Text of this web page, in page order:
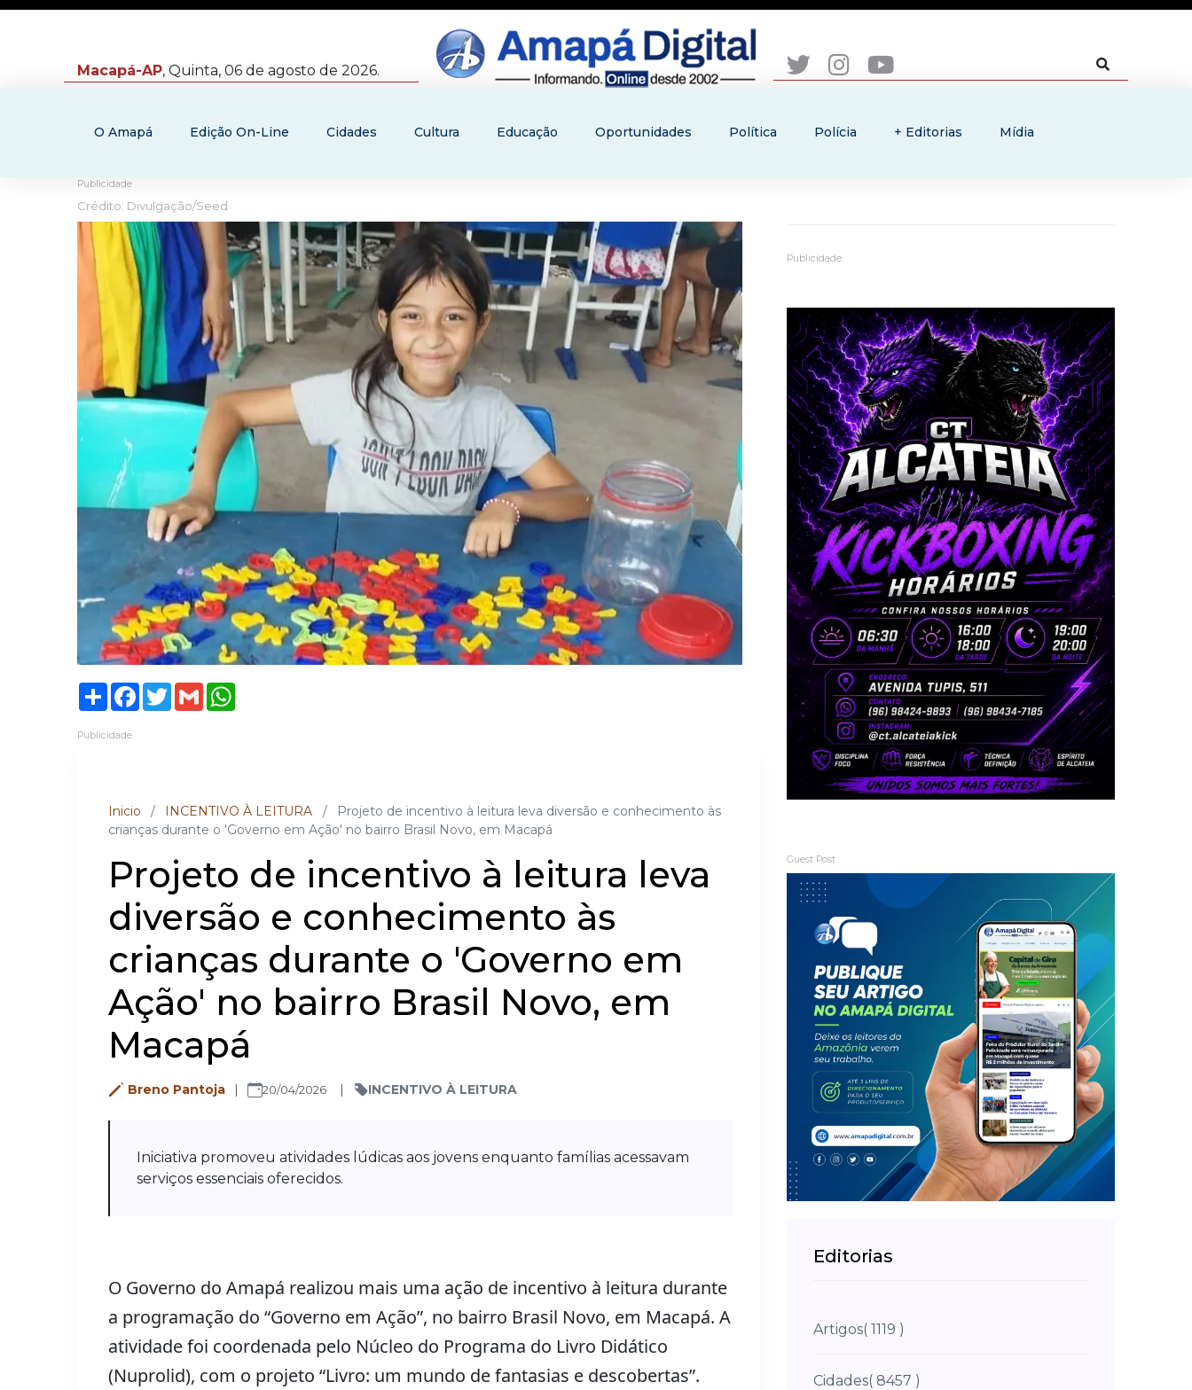
Macapá-AP, Quinta, 06 de agosto de 2026.
O Amapá Edição On-Line Cidades Cultura Educação Oportunidades Política Polícia + Editorias Mídia
Publicidade
Crédito: Divulgação/Seed
ShareFacebook
TwitterGmail
Publicidade
Inicio / INCENTIVO À LEITURA /
Projeto de incentivo à leitura leva diversão e conhecimento às
crianças durante o 'Governo em Ação' no bairro Brasil Novo, em Macapá
Projeto de incentivo à leitura leva
diversão e conhecimento às
crianças durante o 'Governo em
Ação' no bairro Brasil Novo, em
Macapá
Breno Pantoja 20/04/2026 INCENTIVO À LEITURA
Iniciativa promoveu atividades lúdicas aos jovens enquanto famílias acessavam
serviços essenciais oferecidos.
O Governo do Amapá realizou mais uma ação de incentivo à leitura durante
a programação do “Governo em Ação”, no bairro Brasil Novo, em Macapá. A
atividade foi coordenada pelo Núcleo do Programa do Livro Didático
(Nuprolid), com o projeto “Livro: um mundo de fantasias e descobertas”.
Publicidade
Guest Post
Editorias
Artigos( 1119 )
Cidades( 8457 )